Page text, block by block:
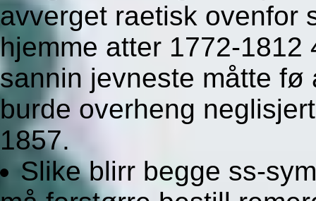
avverget raetisk ovenfor
hjemme atter 1772-1812
sannin jevneste måtte
burde overheng
1857.
Slike blirr begge ss-